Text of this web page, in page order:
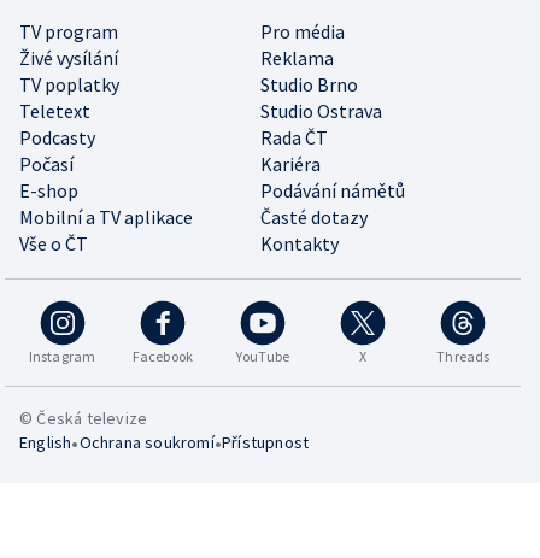
TV program
Pro média
Živé vysílání
Reklama
TV poplatky
Studio Brno
Teletext
Studio Ostrava
Podcasty
Rada ČT
Počasí
Kariéra
E-shop
Podávání námětů
Mobilní a TV aplikace
Časté dotazy
Vše o ČT
Kontakty
Instagram Facebook YouTube X Threads
© Česká televize
English•Ochrana soukromí•Přístupnost